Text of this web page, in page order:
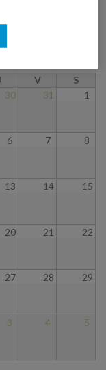
V S
30 31 1
6 7 8
13 14 15
20 21 22
27 28 29
3 4 5